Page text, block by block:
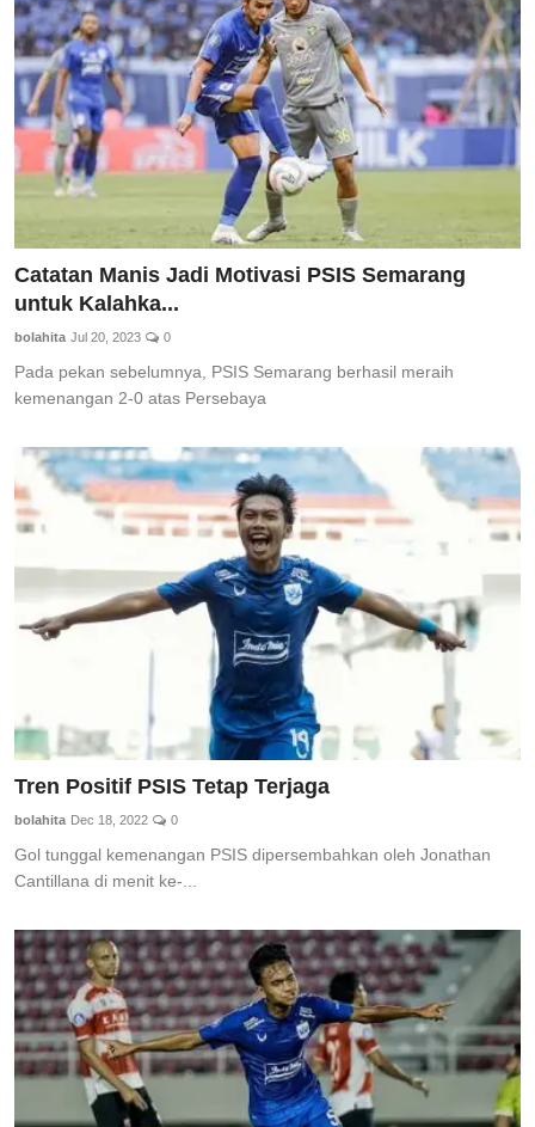
Catatan Manis Jadi Motivasi PSIS Semarang
untuk Kalahka...
bolahita Jul 20, 2023 0
Pada pekan sebelumnya, PSIS Semarang berhasil meraih
kemenangan 2-0 atas Persebaya
Tren Positif PSIS Tetap Terjaga
bolahita Dec 18, 2022 0
Gol tunggal kemenangan PSIS dipersembahkan oleh Jonathan
Cantillana di menit ke-...